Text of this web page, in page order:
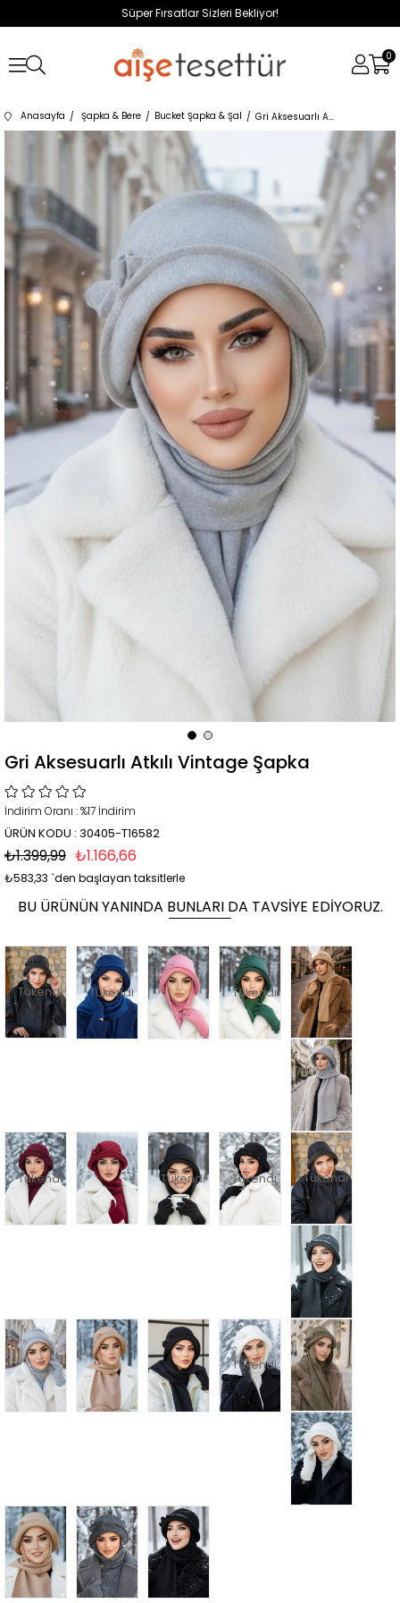
Süper Fırsatlar Sizleri Bekliyor!
0
Anasayfa Şapka & Bere Bucket Şapka & Şal Gri Aksesuarlı Atkılı Vintage Şapka
Gri Aksesuarlı Atkılı Vintage Şapka
İndirim Oranı :%17 İndirim
ÜRÜN KODU : 30405-T16582
₺1.399,99 ₺1.166,66
₺583,33 `den başlayan taksitlerle
BU ÜRÜNÜN YANINDA BUNLARI DA TAVSIYE EDIYORUZ.
Tükendi Tükendi Tükendi
Tükendi Tükendi Tükendi Tükendi
Tükendi